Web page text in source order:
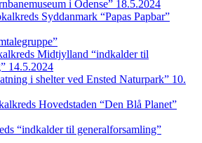
i Odense” 18.5.2024
Syddanmark “Papas Papbar”
Midtjylland “indkalder til
14.5.2024
i shelter ved Ensted Naturpark” 10.
Hovedstaden “Den Blå Planet”
“indkalder til generalforsamling”